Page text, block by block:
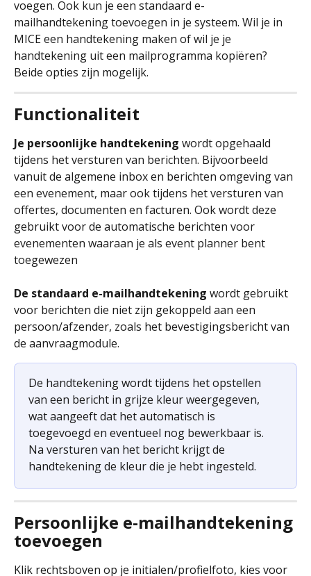
voegen. Ook kun je een standaard e-
mailhandtekening toevoegen in je systeem. Wil je in
MICE een handtekening maken of wil je je
handtekening uit een mailprogramma kopiëren?
Beide opties zijn mogelijk.
Functionaliteit
Je persoonlijke handtekening wordt opgehaald
tijdens het versturen van berichten. Bijvoorbeeld
vanuit de algemene inbox en berichten omgeving van
een evenement, maar ook tijdens het versturen van
offertes, documenten en facturen. Ook wordt deze
gebruikt voor de automatische berichten voor
evenementen waaraan je als event planner bent
toegewezen
De standaard e-mailhandtekening wordt gebruikt
voor berichten die niet zijn gekoppeld aan een
persoon/afzender, zoals het bevestigingsbericht van
de aanvraagmodule.
De handtekening wordt tijdens het opstellen
van een bericht in grijze kleur weergegeven,
wat aangeeft dat het automatisch is
toegevoegd en eventueel nog bewerkbaar is.
Na versturen van het bericht krijgt de
handtekening de kleur die je hebt ingesteld.
Persoonlijke e-mailhandtekening
toevoegen
Klik rechtsboven op je initialen/profielfoto, kies voor